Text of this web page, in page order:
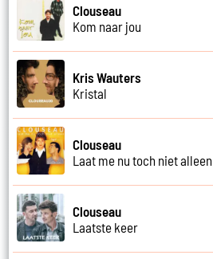
Clouseau
Kom naar jou
Kris Wauters
Kristal
Clouseau
Laat me nu toch niet alleen
Clouseau
Laatste keer